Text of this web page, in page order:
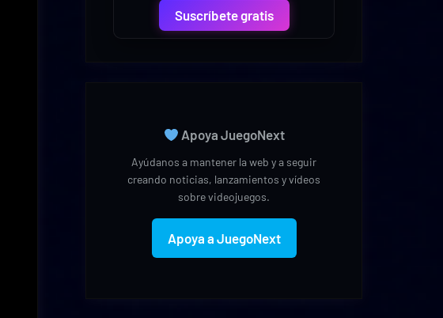
Suscríbete gratis
Apoya JuegoNext
Ayúdanos a mantener la web y a seguir
creando noticias, lanzamientos y vídeos
sobre videojuegos.
Apoya a JuegoNext